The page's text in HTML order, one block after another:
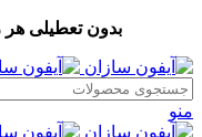
بدون تعطیلی هر روز
منو